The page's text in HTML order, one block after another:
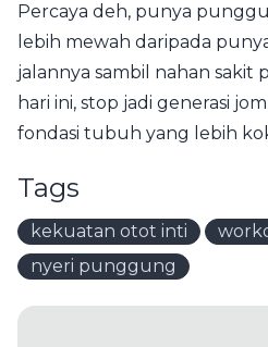
Percaya deh, punya
lebih mewah daripada
jalannya sambil nahan sakit
hari ini, stop jadi generasi
fondasi tubuh yang lebih
Tags
kekuatan otot inti
nyeri punggung